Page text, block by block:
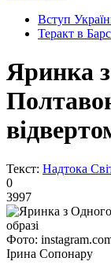
Вступ
Теракт в
Яринка
Текст: Надтока
0
3997
Фото:
Ірина Сопонару